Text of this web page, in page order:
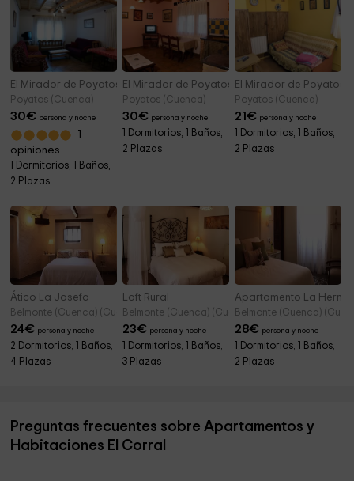
El Mirador de Poyatos- Apartamento Rojo
Poyatos (Cuenca)
30€ persona y noche
opiniones
1 Dormitorios, 1 Baños,
2 Plazas
El Mirador de Poyatos- Apartamento Verde
Poyatos (Cuenca)
30€ persona y noche
1 Dormitorios, 1 Baños,
2 Plazas
El Mirador de
Poyatos (Cuenca)
21€ persona y noche
1 Dormitorios, 1 Baños,
2 Plazas
Ático La Josefa
Belmonte (Cuenca) (Cuenca)
24€ persona y noche
2 Dormitorios, 1 Baños,
4 Plazas
Loft Rural
Belmonte (Cuenca) (Cuenca)
23€ persona y noche
1 Dormitorios, 1 Baños,
3 Plazas
Apartamento La
Belmonte (Cuenca)
28€ persona y noche
1 Dormitorios, 1 Baños,
2 Plazas
Preguntas frecuentes sobre Apartamentos y
Habitaciones El Corral